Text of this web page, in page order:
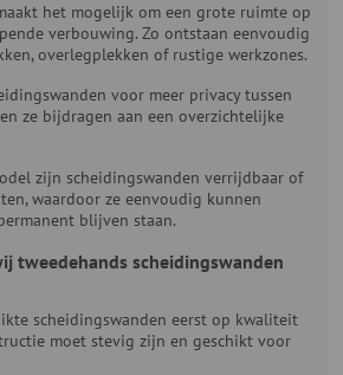
het mogelijk om een grote ruimte op
verbouwing. Zo ontstaan eenvoudig
overlegplekken of rustige werkzones.
voor meer privacy tussen
ze bijdragen aan een overzichtelijke
zijn scheidingswanden verrijdbaar of
waardoor ze eenvoudig kunnen
blijven staan.
tweedehands scheidingswanden
scheidingswanden eerst op kwaliteit
moet stevig zijn en geschikt voor